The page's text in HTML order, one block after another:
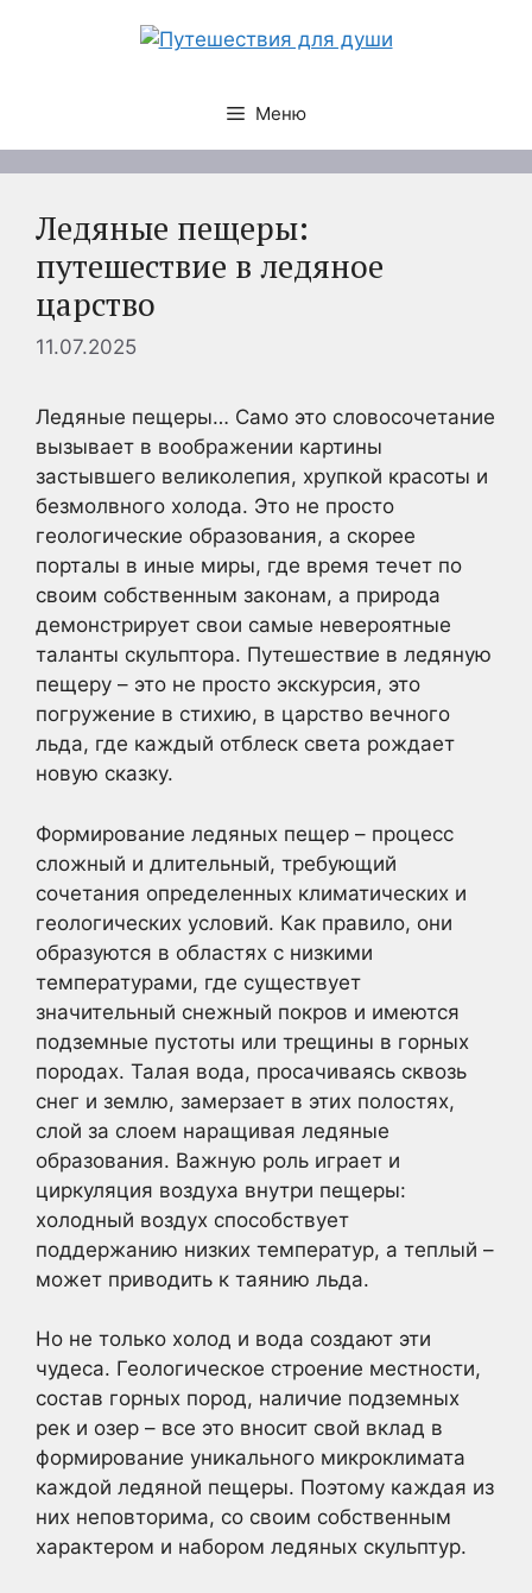
Меню
Ледяные пещеры:
путешествие в ледяное
царство
11.07.2025
Ледяные пещеры… Само это словосочетание
вызывает в воображении картины
застывшего великолепия, хрупкой красоты и
безмолвного холода. Это не просто
геологические образования, а скорее
порталы в иные миры, где время течет по
своим собственным законам, а природа
демонстрирует свои самые невероятные
таланты скульптора. Путешествие в ледяную
пещеру – это не просто экскурсия, это
погружение в стихию, в царство вечного
льда, где каждый отблеск света рождает
новую сказку.
Формирование ледяных пещер – процесс
сложный и длительный, требующий
сочетания определенных климатических и
геологических условий. Как правило, они
образуются в областях с низкими
температурами, где существует
значительный снежный покров и имеются
подземные пустоты или трещины в горных
породах. Талая вода, просачиваясь сквозь
снег и землю, замерзает в этих полостях,
слой за слоем наращивая ледяные
образования. Важную роль играет и
циркуляция воздуха внутри пещеры:
холодный воздух способствует
поддержанию низких температур, а теплый –
может приводить к таянию льда.
Но не только холод и вода создают эти
чудеса. Геологическое строение местности,
состав горных пород, наличие подземных
рек и озер – все это вносит свой вклад в
формирование уникального микроклимата
каждой ледяной пещеры. Поэтому каждая из
них неповторима, со своим собственным
характером и набором ледяных скульптур.